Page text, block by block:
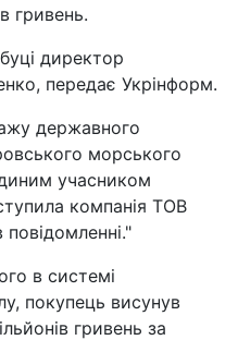
гривень.
директор
передає Укрінформ.
державного
морського
учасником
компанія ТОВ
в системі
покупець висунув
гривень за